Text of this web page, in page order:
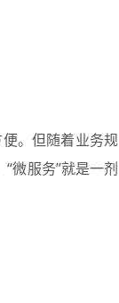
。但随着业务规
微服务”就是一剂